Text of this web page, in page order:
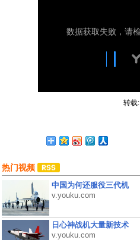
转载:
热门视频
中国为何还服役三代机
v.youku.com
日心神战机大量新技术
v.youku.com